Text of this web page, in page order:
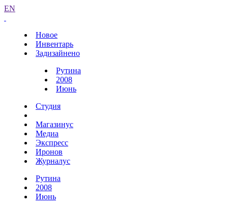
EN
Новое
Инвентарь
Задизайнено
Рутина
2008
Июнь
Студия
Магазинус
Медиа
Экспресс
Иронов
Журналус
Рутина
2008
Июнь